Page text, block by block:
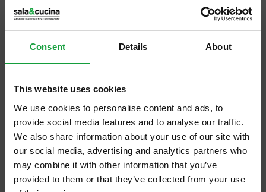
Consent Details About
This website uses cookies
We use cookies to personalise content and ads, to
provide social media features and to analyse our traffic.
We also share information about your use of our site with
our social media, advertising and analytics partners who
may combine it with other information that you’ve
provided to them or that they’ve collected from your use
Italy industriale. A favore dei mercati stranieri
emergenti.
Avere la capacità di rinnovarsi, centrare